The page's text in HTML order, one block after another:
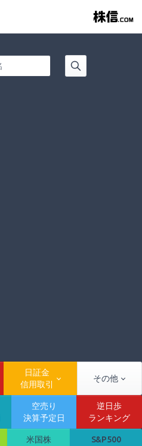
日証金
信用取引
その他
空売り
決算予定日
逆日歩
ランキング
米国株
S&P500